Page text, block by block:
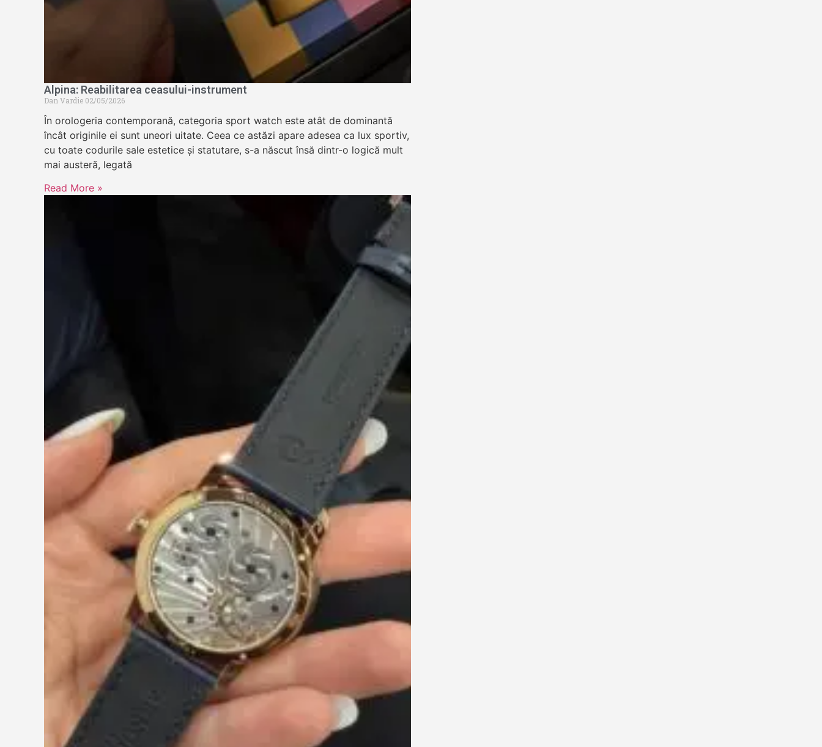
Alpina: Reabilitarea ceasului-instrument
Dan Vardie 02/05/2026
În orologeria contemporană, categoria sport watch este atât de dominantă
încât originile ei sunt uneori uitate. Ceea ce astăzi apare adesea ca lux sportiv,
cu toate codurile sale estetice și statutare, s-a născut însă dintr-o logică mult
mai austeră, legată
Read More »